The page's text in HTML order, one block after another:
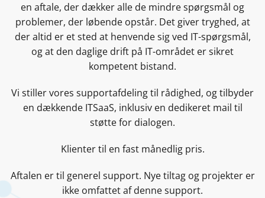
en aftale, der dækker alle de mindre spørgsmål og
problemer, der løbende opstår. Det giver tryghed, at
der altid er et sted at henvende sig ved IT-spørgsmål,
og at den daglige drift på IT-området er sikret
kompetent bistand.
Vi stiller vores supportafdeling til rådighed, og tilbyder
en dækkende ITSaaS, inklusiv en dedikeret mail til
støtte for dialogen.
Klienter til en fast månedlig pris.
Aftalen er til generel support. Nye tiltag og projekter er
ikke omfattet af denne support.